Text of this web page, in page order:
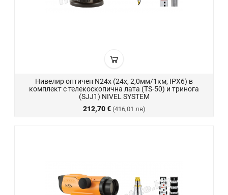
Нивелир оптичен N24x (24x, 2,0мм/1км, IPX6) в
комплект с телекоскопична лата (TS-50) и тринога
(SJJ1) NIVEL SYSTEM
212,70 € (416,01 лв)